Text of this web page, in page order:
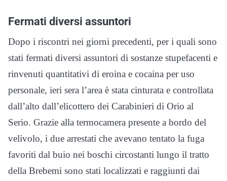
Fermati diversi assuntori
Dopo i riscontri nei giorni precedenti, per i quali sono
stati fermati diversi assuntori di sostanze stupefacenti e
rinvenuti quantitativi di eroina e cocaina per uso
personale, ieri sera l’area è stata cinturata e controllata
dall’alto dall’elicottero dei Carabinieri di Orio al
Serio. Grazie alla termocamera presente a bordo del
velivolo, i due arrestati che avevano tentato la fuga
favoriti dal buio nei boschi circostanti lungo il tratto
della Brebemi sono stati localizzati e raggiunti dai